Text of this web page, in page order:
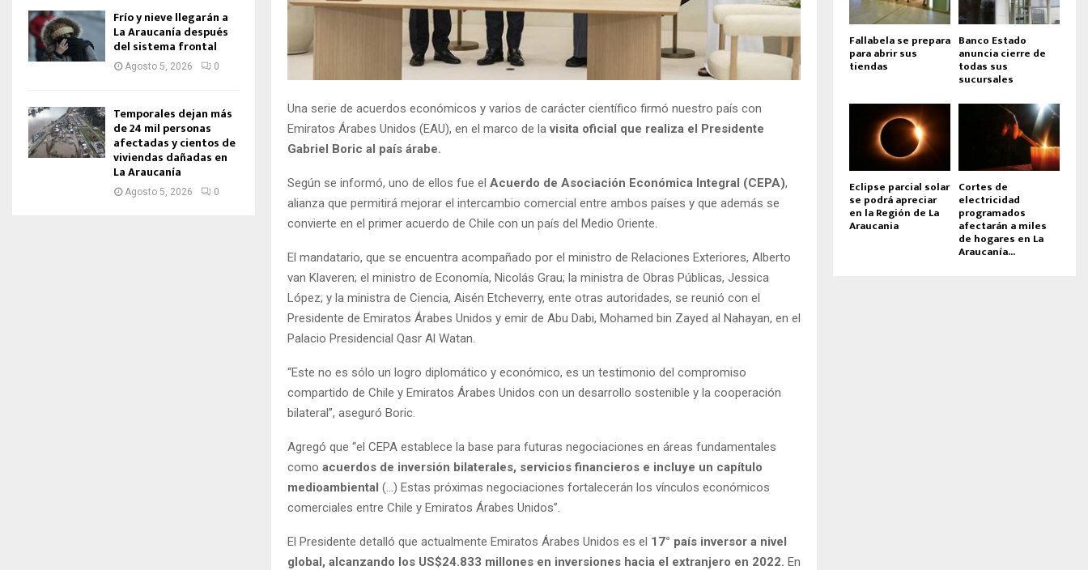
Una serie de acuerdos económicos y varios de carácter científico firmó nuestro país con
Emiratos Árabes Unidos (EAU), en el marco de lavisita oficial que realiza el Presidente
Gabriel Boric al país árabe.
Según se informó, uno de ellos fue el Acuerdo de Asociación Económica Integral (CEPA),
alianza que permitirá mejorar el intercambio comercial entre ambos países y que además se
convierte en el primer acuerdo de Chile con un país del Medio Oriente.
El mandatario, que se encuentra acompañado por el ministro de Relaciones Exteriores, Alberto
van Klaveren; el ministro de Economía, Nicolás Grau; la ministra de Obras Públicas, Jessica
López; y la ministra de Ciencia, Aisén Etcheverry, ente otras autoridades, se reunió con el
Presidente de Emiratos Árabes Unidos y emir de Abu Dabi, Mohamed bin Zayed al Nahayan, en el
Palacio Presidencial Qasr Al Watan.
“Este no es sólo un logro diplomático y económico, es un testimonio del compromiso
compartido de Chile y Emiratos Árabes Unidos con un desarrollo sostenible y la cooperación
bilateral”, aseguró Boric.
Agregó que “el CEPA establece la base para futuras negociaciones en áreas fundamentales
como acuerdos de inversión bilaterales, servicios financieros e incluye un capítulo
medioambiental (…) Estas próximas negociaciones fortalecerán los vínculos económicos
comerciales entre Chile y Emiratos Árabes Unidos”.
El Presidente detalló que actualmente Emiratos Árabes Unidos es el 17° país inversor a nivel
global, alcanzando los US$24.833 millones en inversiones hacia el extranjero en 2022. En
Frío y nieve llegarán a
La Araucanía después
del sistema frontal
Agosto 5, 2026 0
Temporales dejan más
de 24 mil personas
afectadas y cientos de
viviendas dañadas en
La Araucanía
Agosto 5, 2026 0
Fallabela se prepara
para abrir sus
tiendas
Banco Estado
anuncia cierre de
todas sus
sucursales
Eclipse parcial solar
se podrá apreciar
en la Región de La
Araucania
Cortes de
electricidad
programados
afectarán a miles
de hogares en La
Araucanía...